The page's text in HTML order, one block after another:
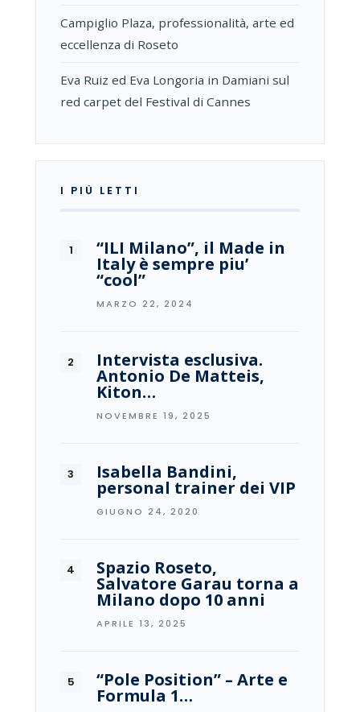
Campiglio Plaza, professionalità, arte ed
eccellenza di Roseto
Eva Ruiz ed Eva Longoria in Damiani sul
red carpet del Festival di Cannes
I PIÙ LETTI
“ILI Milano”, il Made in
Italy è sempre piu’
“cool”
MARZO 22, 2024
Intervista esclusiva.
Antonio De Matteis,
Kiton…
NOVEMBRE 19, 2025
Isabella Bandini,
personal trainer dei VIP
GIUGNO 24, 2020
Spazio Roseto,
Salvatore Garau torna a
Milano dopo 10 anni
APRILE 13, 2025
“Pole Position” – Arte e
Formula 1…